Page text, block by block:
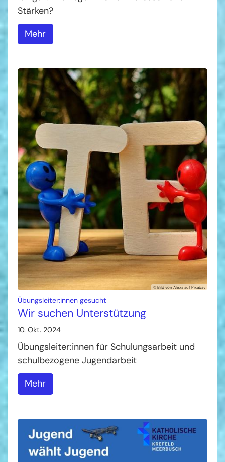
Stärken?
Mehr
© Bild von Alexa auf Pixabay
Übungsleiter:innen gesucht
Wir suchen Unterstützung
10. Okt. 2024
Übungsleiter:innen für Schulungsarbeit und
schulbezogene Jugendarbeit
Mehr